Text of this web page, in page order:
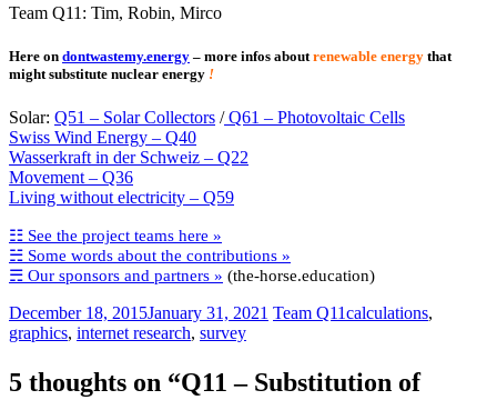
Team Q11: Tim, Robin, Mirco
Here on dontwastemy.energy – more infos about renewable energy that
might substitute nuclear energy !
Solar: Q51 – Solar Collectors /Q61 – Photovoltaic Cells
Swiss Wind Energy – Q40
Wasserkraft in der Schweiz – Q22
Movement – Q36
Living without electricity – Q59
☷ See the project teams here »
☵ Some words about the contributions »
☴ Our sponsors and partners » (the-horse.education)
December 18, 2015January 31, 2021 Team Q11calculations,
graphics, internet research, survey
5 thoughts on “Q11 – Substitution of